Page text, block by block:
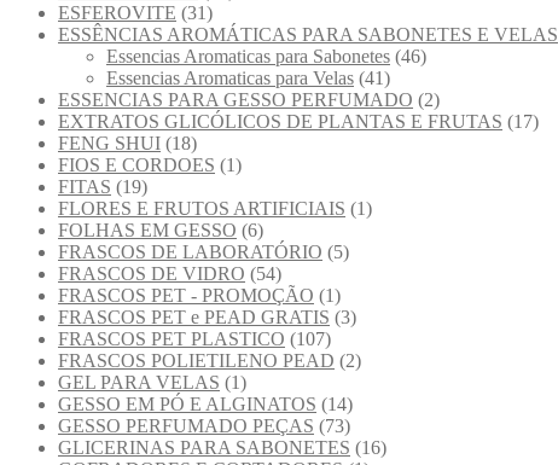
ESFEROVITE (31)
ESSÊNCIAS AROMÁTICAS PARA SABONETES E VELAS
Essencias Aromaticas para Sabonetes (46)
Essencias Aromaticas para Velas (41)
ESSENCIAS PARA GESSO PERFUMADO (2)
EXTRATOS GLICÓLICOS DE PLANTAS E FRUTAS (17)
FENG SHUI (18)
FIOS E CORDOES (1)
FITAS (19)
FLORES E FRUTOS ARTIFICIAIS (1)
FOLHAS EM GESSO (6)
FRASCOS DE LABORATÓRIO (5)
FRASCOS DE VIDRO (54)
FRASCOS PET - PROMOÇÃO (1)
FRASCOS PET e PEAD GRATIS (3)
FRASCOS PET PLASTICO (107)
FRASCOS POLIETILENO PEAD (2)
GEL PARA VELAS (1)
GESSO EM PÓ E ALGINATOS (14)
GESSO PERFUMADO PEÇAS (73)
GLICERINAS PARA SABONETES (16)